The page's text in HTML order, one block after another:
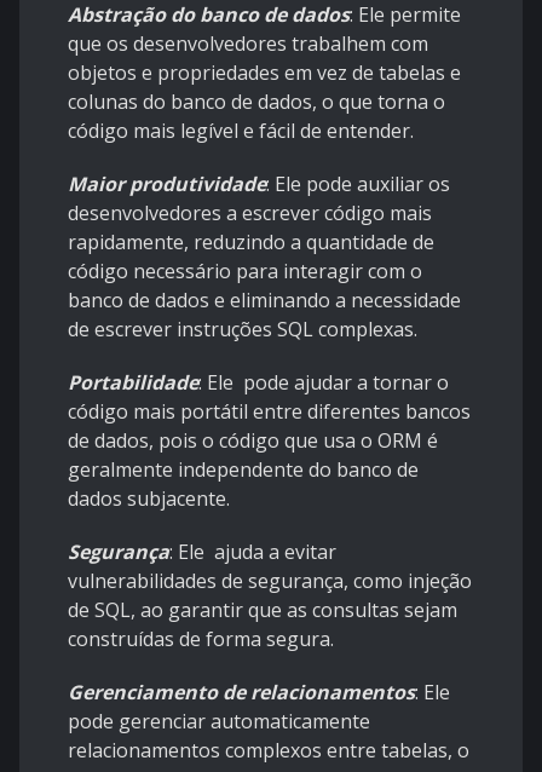
Abstração do banco de dados: Ele permite
que os desenvolvedores trabalhem com
objetos e propriedades em vez de tabelas e
colunas do banco de dados, o que torna o
código mais legível e fácil de entender.
Maior produtividade: Ele pode auxiliar os
desenvolvedores a escrever código mais
rapidamente, reduzindo a quantidade de
código necessário para interagir com o
banco de dados e eliminando a necessidade
de escrever instruções SQL complexas.
Portabilidade: Ele pode ajudar a tornar o
código mais portátil entre diferentes bancos
de dados, pois o código que usa o ORM é
geralmente independente do banco de
dados subjacente.
Segurança: Ele ajuda a evitar
vulnerabilidades de segurança, como injeção
de SQL, ao garantir que as consultas sejam
construídas de forma segura.
Gerenciamento de relacionamentos: Ele
pode gerenciar automaticamente
relacionamentos complexos entre tabelas, o